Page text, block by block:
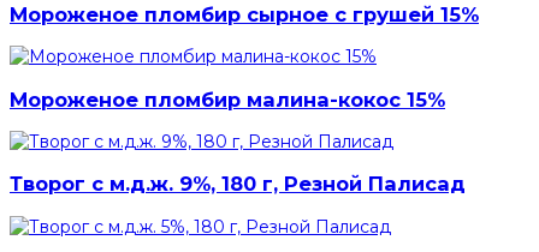
Мороженое пломбир сырное с грушей 15%
Мороженое пломбир малина-кокос 15%
Творог с м.д.ж. 9%, 180 г, Резной Палисад